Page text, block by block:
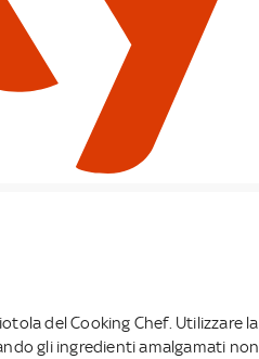
del Cooking Chef. Utilizzare la
gli ingredienti amalgamati non